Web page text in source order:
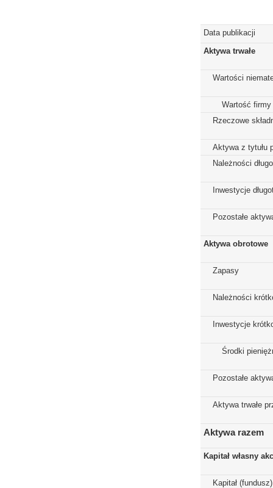
Data publikacji
Aktywa trwałe
Wartości
Wartość firmy
Rzeczowe
Aktywa z tytułu
Należności
Inwestycje
Pozostałe
Aktywa obrotowe
Zapasy
Należności
Inwestycje
Środki
Pozostałe
Aktywa trwałe
Aktywa razem
Kapitał własny
Kapitał